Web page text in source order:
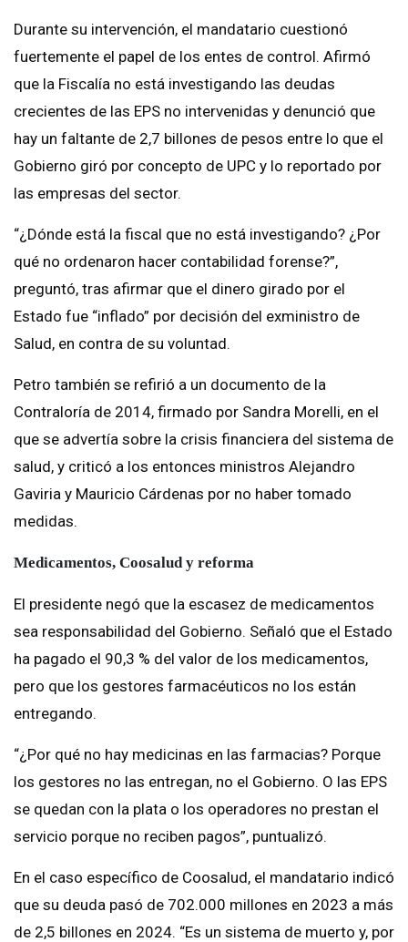
Durante su intervención, el mandatario cuestionó
fuertemente el papel de los entes de control. Afirmó
que la Fiscalía no está investigando las deudas
crecientes de las EPS no intervenidas y denunció que
hay un faltante de 2,7 billones de pesos entre lo que el
Gobierno giró por concepto de UPC y lo reportado por
las empresas del sector.
“¿Dónde está la fiscal que no está investigando? ¿Por
qué no ordenaron hacer contabilidad forense?”,
preguntó, tras afirmar que el dinero girado por el
Estado fue “inflado” por decisión del exministro de
Salud, en contra de su voluntad.
Petro también se refirió a un documento de la
Contraloría de 2014, firmado por Sandra Morelli, en el
que se advertía sobre la crisis financiera del sistema de
salud, y criticó a los entonces ministros Alejandro
Gaviria y Mauricio Cárdenas por no haber tomado
medidas.
Medicamentos, Coosalud y reforma
El presidente negó que la escasez de medicamentos
sea responsabilidad del Gobierno. Señaló que el Estado
ha pagado el 90,3 % del valor de los medicamentos,
pero que los gestores farmacéuticos no los están
entregando.
“¿Por qué no hay medicinas en las farmacias? Porque
los gestores no las entregan, no el Gobierno. O las EPS
se quedan con la plata o los operadores no prestan el
servicio porque no reciben pagos”, puntualizó.
En el caso específico de Coosalud, el mandatario indicó
que su deuda pasó de 702.000 millones en 2023 a más
de 2,5 billones en 2024. “Es un sistema de muerto y, por